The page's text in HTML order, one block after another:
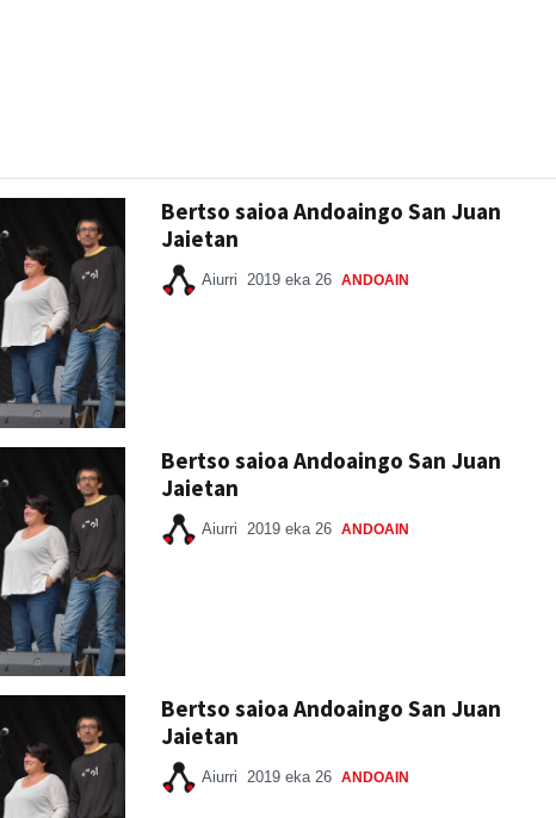
Bertso saioa Andoaingo San Juan
Jaietan
Aiurri 2019 eka 26 ANDOAIN
Bertso saioa Andoaingo San Juan
Jaietan
Aiurri 2019 eka 26 ANDOAIN
Bertso saioa Andoaingo San Juan
Jaietan
Aiurri 2019 eka 26 ANDOAIN